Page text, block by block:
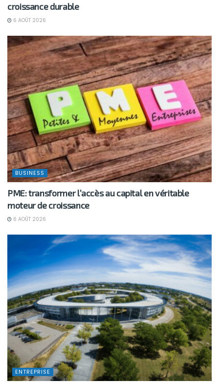
croissance durable
6 AOÛT 2026
BUSINESS
PME: transformer l’accès au capital en véritable
moteur de croissance
6 AOÛT 2026
ENTREPRISE